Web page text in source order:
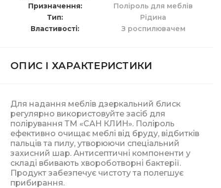
Призначення
Поліроль для меблів
Тип
Рідина
Властивості
З роспилювачем
ОПИС І ХАРАКТЕРИСТИКИ
Для надання меблів дзеркальний блиск
регулярно використовуйте засіб для
полірування ТМ «САН КЛИН». Поліроль
ефективно очищає меблі від бруду, відбитків
пальців та пилу, утворюючи спеціальний
захисний шар. Антисептичні компоненти у
складі вбивають хвороботворні бактерії.
Продукт забезпечує чистоту та полегшує
прибирання.